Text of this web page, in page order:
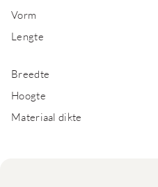
Vorm
Lengte
Breedte
Hoogte
Materiaal dikte